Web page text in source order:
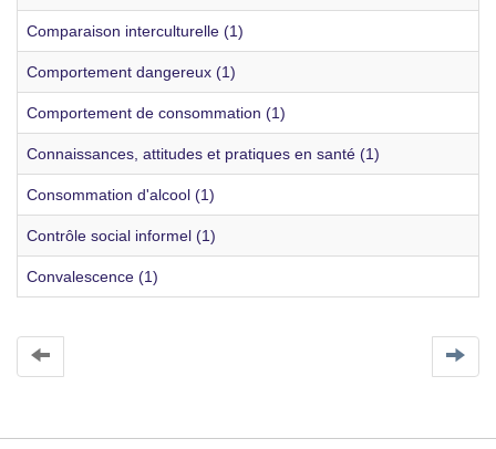
Comparaison interculturelle (1)
Comportement dangereux (1)
Comportement de consommation (1)
Connaissances, attitudes et pratiques en santé (1)
Consommation d'alcool (1)
Contrôle social informel (1)
Convalescence (1)